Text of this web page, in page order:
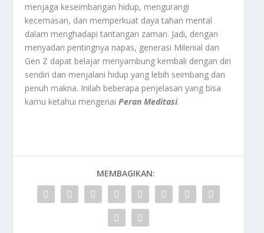
menjaga keseimbangan hidup, mengurangi
kecemasan, dan memperkuat daya tahan mental
dalam menghadapi tantangan zaman. Jadi, dengan
menyadari pentingnya napas, generasi Milenial dan
Gen Z dapat belajar menyambung kembali dengan diri
sendiri dan menjalani hidup yang lebih seimbang dan
penuh makna. Inilah beberapa penjelasan yang bisa
kamu ketahui mengenaiPeran Meditasi.
MEMBAGIKAN: